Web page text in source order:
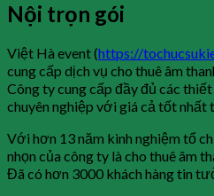
Nội trọn gói
Việt Hà event (https://
cung cấp dịch vụ cho thuê âm
Công ty cung cấp đầy đủ các thiết
chuyên nghiệp với giá cả tốt
Với hơn 13 năm kinh nghiệm tổ
nhọn của công ty là cho thuê âm
Đã có hơn 3000 khách hàng tin